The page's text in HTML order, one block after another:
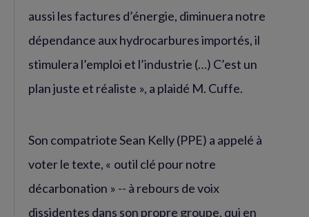
aussi les factures d’énergie, diminuera notre
dépendance aux hydrocarbures importés, il
stimulera l’emploi et l’industrie (…) C’est un
plan juste et réaliste », a plaidé M. Cuffe.
Son compatriote Sean Kelly (PPE) a appelé à
voter le texte, « outil clé pour notre
décarbonation » -- à rebours de voix
dissidentes dans son propre groupe, qui en